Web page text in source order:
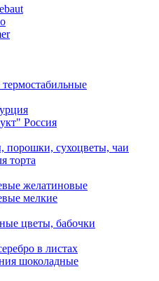
Россия
порошки, сухоцветы, чаи
торта
желатиновые
мелкие
цветы, бабочки
в листах
шоколадные